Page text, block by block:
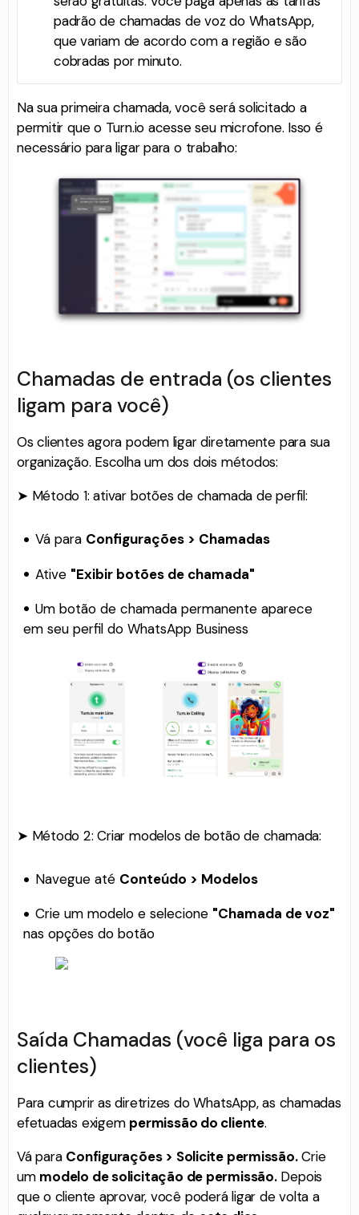
padrão de chamadas de voz do WhatsApp,
que variam de acordo com a região e são
cobradas por minuto.
Na sua primeira chamada, você será solicitado a
permitir que o Turn.io acesse seu microfone. Isso é
necessário para ligar para o trabalho:
Chamadas de entrada (os clientes
ligam para você)
Os clientes agora podem ligar diretamente para sua
organização. Escolha um dos dois métodos:
➤ Método 1: ativar botões de chamada de perfil:
Vá para Configurações > Chamadas
Ative "Exibir botões de chamada"
Um botão de chamada permanente aparece
em seu perfil do WhatsApp Business
➤ Método 2: Criar modelos de botão de chamada:
Navegue até Conteúdo > Modelos
Crie um modelo e selecione "Chamada de voz"
nas opções do botão
Saída Chamadas (você liga para os
clientes)
Para cumprir as diretrizes do WhatsApp, as chamadas
efetuadas exigem permissão do cliente.
Vá para Configurações > Solicite permissão.Crie
um modelo de solicitação de permissão.Depois
que o cliente aprovar, você poderá ligar de volta a